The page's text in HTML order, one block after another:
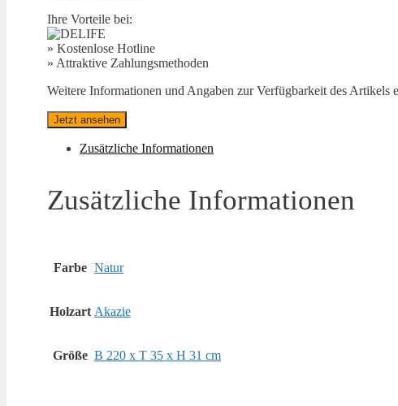
Ihre Vorteile bei:
» Kostenlose Hotline
» Attraktive Zahlungsmethoden
Weitere Informationen und Angaben zur Verfügbarkeit des Artikels
Jetzt ansehen
Zusätzliche Informationen
Zusätzliche Informationen
Farbe Natur
Holzart Akazie
Größe B 220 x T 35 x H 31 cm